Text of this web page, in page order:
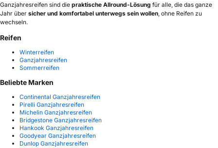
Ganzjahresreifen sind die praktische Allround-Lösung für alle, die das ganze
Jahr über sicher und komfortabel unterwegs sein wollen, ohne Reifen zu
wechseln.
Reifen
Winterreifen
Ganzjahresreifen
Sommerreifen
Beliebte Marken
Continental Ganzjahresreifen
Pirelli Ganzjahresreifen
Michelin Ganzjahresreifen
Bridgestone Ganzjahresreifen
Hankook Ganzjahresreifen
Goodyear Ganzjahresreifen
Dunlop Ganzjahresreifen